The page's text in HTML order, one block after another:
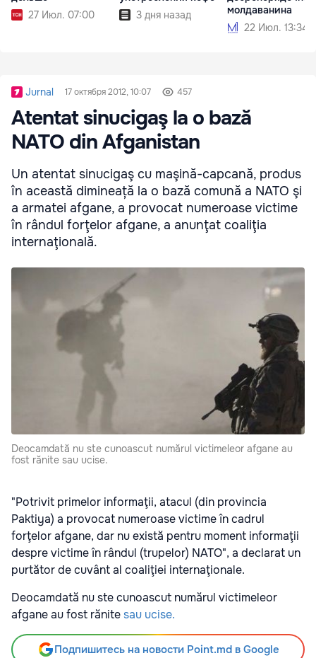
27 Июл. 07:00
3 дня назад
молдаванина
22 Июл. 13:34
Jurnal 17 октября 2012, 10:07 457
Atentat sinucigaş la o bază
NATO din Afganistan
Un atentat sinucigaş cu maşină-capcană, produs
în această dimineață la o bază comună a NATO şi
a armatei afgane, a provocat numeroase victime
în rândul forţelor afgane, a anunţat coaliţia
internaţională.
Deocamdată nu ste cunoascut numărul victimeleor afgane au
fost rănite sau ucise.
"Potrivit primelor informaţii, atacul (din provincia
Paktiya) a provocat numeroase victime în cadrul
forţelor afgane, dar nu există pentru moment informaţii
despre victime în rândul (trupelor) NATO", a declarat un
purtător de cuvânt al coaliţiei internaţionale.
Deocamdată nu ste cunoascut numărul victimeleor
afgane au fost rănitesau ucise.
Подпишитесь на новости Point.md в Google